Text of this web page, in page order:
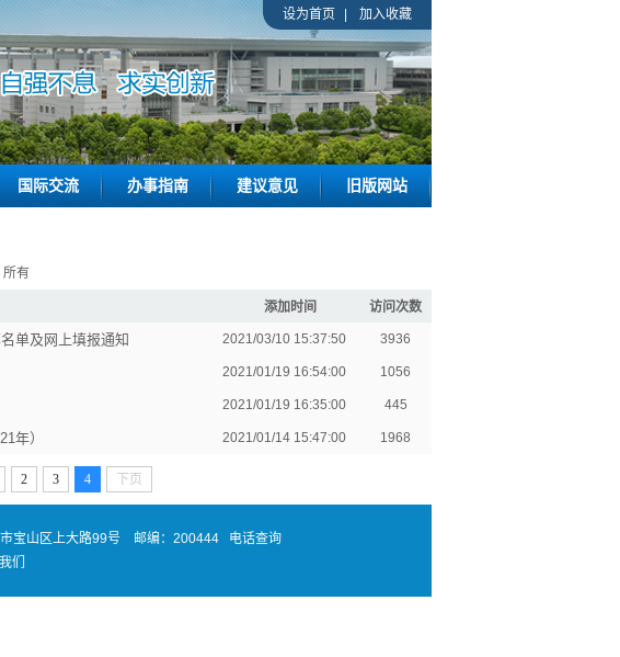
设为首页 加入收藏
国际交流 办事指南 建议意见 旧版网站
所有
添加时间 访问次数
单及网上填报通知 2021/03/10 15:37:50 3936
2021/01/19 16:54:00 1056
2021/01/19 16:35:00 445
年） 2021/01/14 15:47:00 1968
2 3 4 下页
宝山区上大路99号 邮编：200444
电话查询
们